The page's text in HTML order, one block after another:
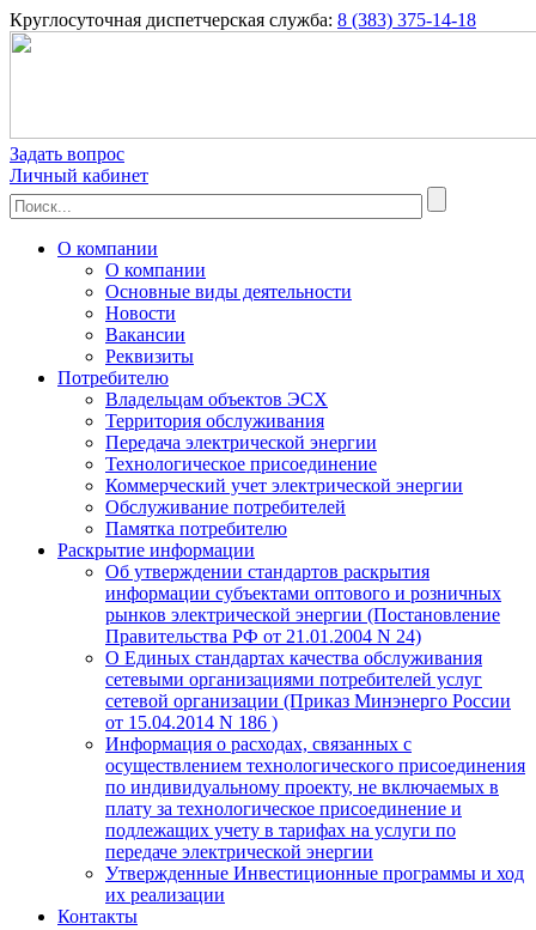
Круглосуточная диспетчерская служба: 8 (383) 375-14-18
Задать вопрос
Личный кабинет
О компании
О компании
Основные виды деятельности
Новости
Вакансии
Реквизиты
Потребителю
Владельцам объектов ЭСХ
Территория обслуживания
Передача электрической энергии
Технологическое присоединение
Коммерческий учет электрической энергии
Обслуживание потребителей
Памятка потребителю
Раскрытие информации
Об утверждении стандартов раскрытия
информации субъектами оптового и розничных
рынков электрической энергии (Постановление
Правительства РФ от 21.01.2004 N 24)
О Единых стандартах качества обслуживания
сетевыми организациями потребителей услуг
сетевой организации (Приказ Минэнерго России
от 15.04.2014 N 186 )
Информация о расходах, связанных с
осуществлением технологического присоединения
по индивидуальному проекту, не включаемых в
плату за технологическое присоединение и
подлежащих учету в тарифах на услуги по
передаче электрической энергии
Утвержденные Инвестиционные программы и ход
их реализации
Контакты